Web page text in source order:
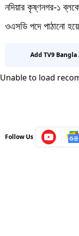
নদিয়ার কৃষ্ণনগর-১
ওএসডি পদে পাঠানো
Add TV9 Bangla
Unable to load
Follow Us